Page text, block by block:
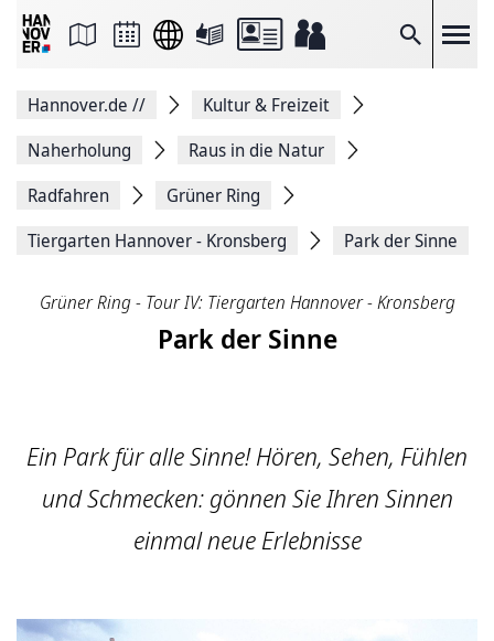
Suche
Seite
Facebook
teilen
Seitenlink
Seite
Hannover.de //
Kultur & Freizeit
Naherholung
Raus in die Natur
Radfahren
Grüner Ring
Tiergarten Hannover - Kronsberg
Park der Sinne
Grüner Ring - Tour IV: Tiergarten Hannover - Kronsberg
Park der Sinne
Ein Park für alle Sinne! Hören, Sehen, Fühlen
und Schmecken: gönnen Sie Ihren Sinnen
einmal neue Erlebnisse